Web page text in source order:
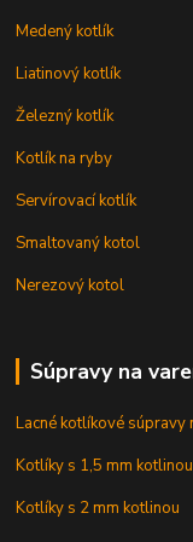
Medený kotlík
Liatinový kotlík
Železný kotlík
Kotlík na ryby
Servírovací kotlík
Smaltovaný kotol
Nerezový kotol
Súpravy na
Lacné kotlíkové súpravy
Kotlíky s 1,5 mm kotlinou
Kotlíky s 2 mm kotlinou